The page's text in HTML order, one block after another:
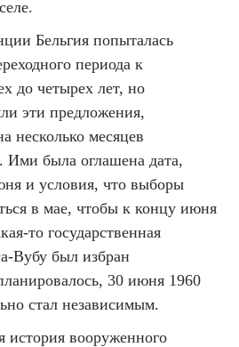
Бельгия попыталась
периода к
до четырех лет, но
эти предложения,
несколько месяцев
Ими была оглашена дата,
и условия, что выборы
в мае, чтобы к концу июня
то государственная
Вубу был избран
30 июня 1960
стал независимым.
история вооруженного